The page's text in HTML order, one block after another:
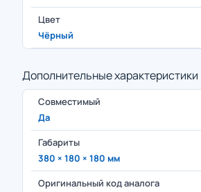
Цвет
Чёрный
Дополнительные характеристики
Совместимый
Да
Габариты
380 × 180 × 180 мм
Оригинальный код аналога